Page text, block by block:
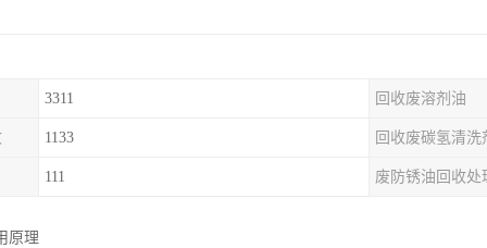
3311 回收废溶剂油
1133 回收废碳氢清洗
111 废防锈油回收处
原理